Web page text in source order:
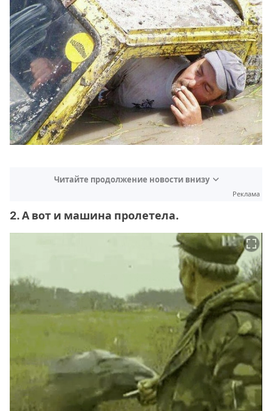
Читайте продолжение новости внизу
Реклама
2. А вот и машина пролетела.